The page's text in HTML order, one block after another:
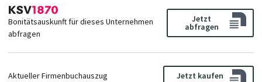
Bonitätsauskunft für dieses Unternehmen
abfragen
Jetzt
abfragen
Aktueller Firmenbuchauszug Jetzt kaufen